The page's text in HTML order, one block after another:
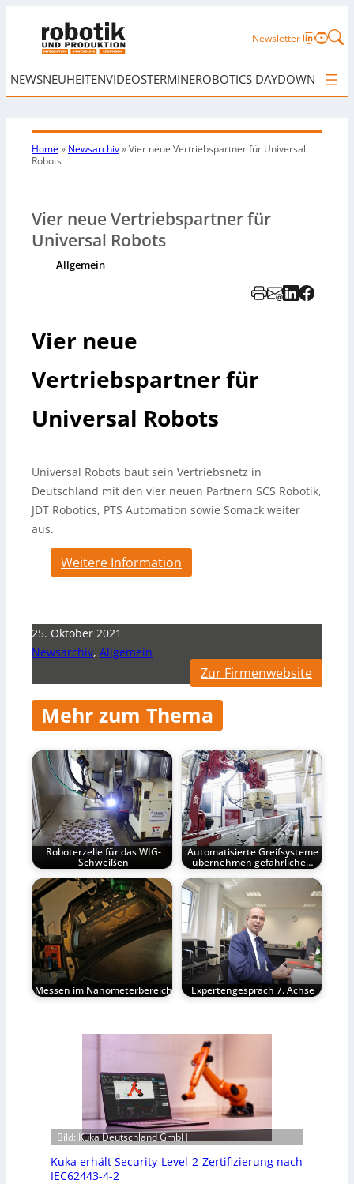
NewsletterLinkedIn
NEWSNEUHEITENVIDEOSTERMINEROBOTICS DAYDOWNLOAD
Home» Newsarchiv»Vier neue Vertriebspartner für Universal
Robots
Vier neue Vertriebspartner für
Universal Robots
Allgemein
Vier neue
Vertriebspartner für
Universal Robots
Universal Robots baut sein Vertriebsnetz in
Deutschland mit den vier neuen Partnern SCS Robotik,
JDT Robotics, PTS Automation sowie Somack weiter
aus.
Weitere Information
25. Oktober 2021
Newsarchiv, Allgemein
Zur Firmenwebsite
Mehr zum Thema
Roboterzelle für das WIG-
Schweißen
Automatisierte Greifsysteme
übernehmen gefährliche…
Messen im Nanometerbereich Expertengespräch 7. Achse
Bild: Kuka Deutschland GmbH
Kuka erhält Security-Level-2-Zertifizierung nach
IEC62443-4-2